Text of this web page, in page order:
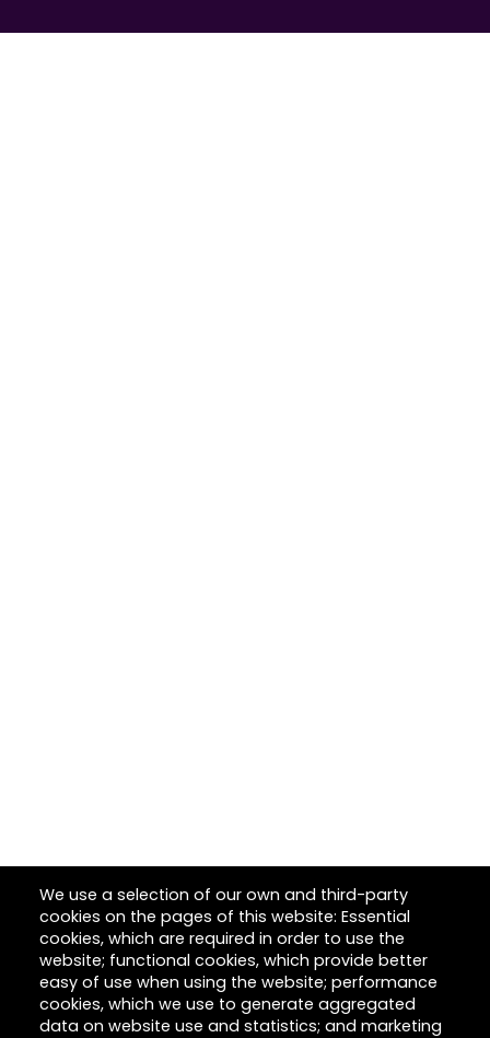
We use a selection of our own and third-party
cookies on the pages of this website: Essential
cookies, which are required in order to use the
website; functional cookies, which provide better
easy of use when using the website; performance
cookies, which we use to generate aggregated
data on website use and statistics; and marketing